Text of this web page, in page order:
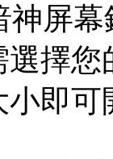
神屏
選擇
小即可